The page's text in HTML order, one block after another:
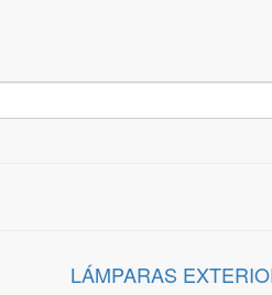
LÁMPARAS